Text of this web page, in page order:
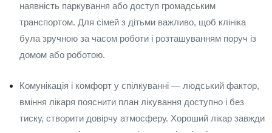
наявність паркування або доступ громадським
транспортом. Для сімей з дітьми важливо, щоб клініка
була зручною за часом роботи і розташуванням поруч із
домом або роботою.
Комунікація і комфорт у спілкуванні — людський фактор,
вміння лікаря пояснити план лікування доступно і без
тиску, створити довірчу атмосферу. Хороший лікар завжди